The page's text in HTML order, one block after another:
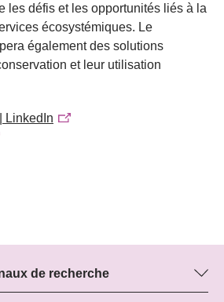
les défis et les opportunités liés à la
écosystémiques. Le
également des solutions
et leur utilisation
LinkedIn
de recherche
sur tous les Programmes